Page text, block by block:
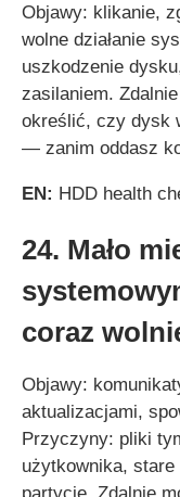
Objawy: klikanie,
wolne działanie
uszkodzenie
zasilaniem.
określić, czy dysk
— zanim oddasz
EN: HDD health
24. Mało
coraz
Objawy:
aktualizacjami,
Przyczyny: pliki
użytkownika,
partycje. Zdalnie